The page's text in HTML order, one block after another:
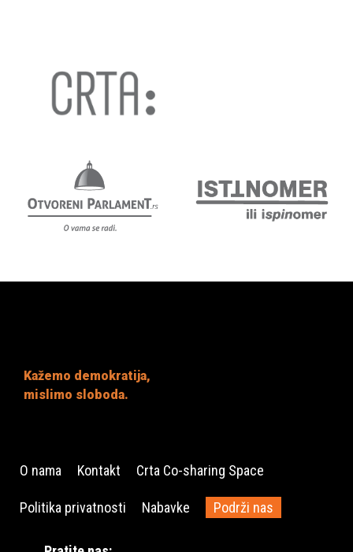
Kažemo demokratija,
mislimo sloboda.
O nama Kontakt Crta Co-sharing Space
Politika privatnosti Nabavke Podrži nas